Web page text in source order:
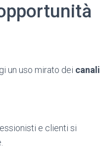
un uso mirato dei canali
e clienti si